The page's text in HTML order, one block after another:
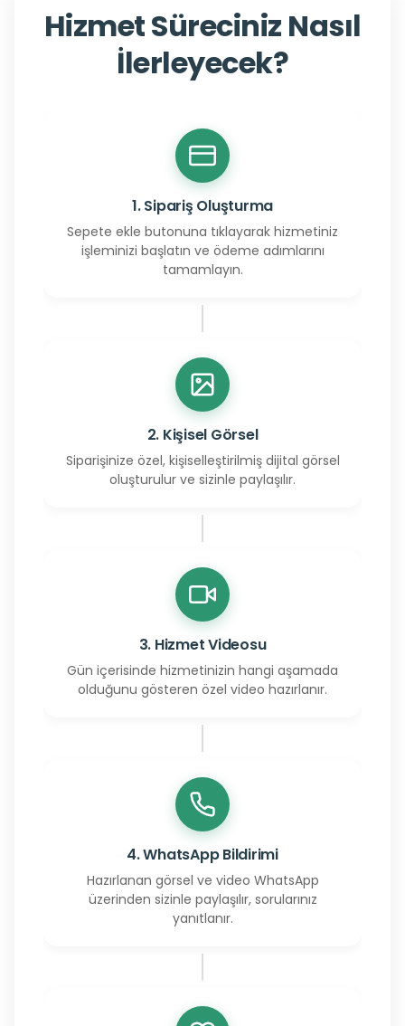
Hizmet Süreciniz Nasıl
İlerleyecek?
1. Sipariş Oluşturma
Sepete ekle butonuna tıklayarak hizmetiniz
işleminizi başlatın ve ödeme adımlarını
tamamlayın.
2. Kişisel Görsel
Siparişinize özel, kişiselleştirilmiş dijital görsel
oluşturulur ve sizinle paylaşılır.
3. Hizmet Videosu
Gün içerisinde hizmetinizin hangi aşamada
olduğunu gösteren özel video hazırlanır.
4. WhatsApp Bildirimi
Hazırlanan görsel ve video WhatsApp
üzerinden sizinle paylaşılır, sorularınız
yanıtlanır.